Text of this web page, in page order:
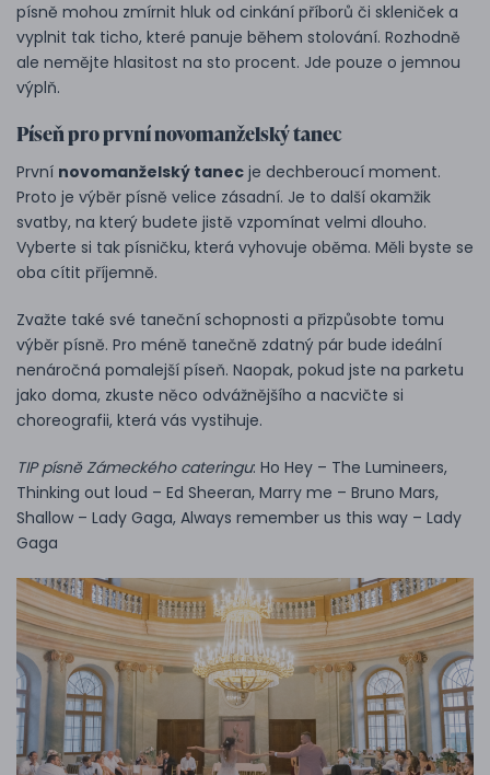
písně mohou zmírnit hluk od cinkání příborů či skleniček a
vyplnit tak ticho, které panuje během stolování. Rozhodně
ale nemějte hlasitost na sto procent. Jde pouze o jemnou
výplň.
Píseň pro první novomanželský tanec
První novomanželský tanec je dechberoucí moment.
Proto je výběr písně velice zásadní. Je to další okamžik
svatby, na který budete jistě vzpomínat velmi dlouho.
Vyberte si tak písničku, která vyhovuje oběma. Měli byste se
oba cítit příjemně.
Zvažte také své taneční schopnosti a přizpůsobte tomu
výběr písně. Pro méně tanečně zdatný pár bude ideální
nenáročná pomalejší píseň. Naopak, pokud jste na parketu
jako doma, zkuste něco odvážnějšího a nacvičte si
choreografii, která vás vystihuje.
TIP písně Zámeckého cateringu: Ho Hey – The Lumineers,
Thinking out loud – Ed Sheeran, Marry me – Bruno Mars,
Shallow – Lady Gaga, Always remember us this way – Lady
Gaga